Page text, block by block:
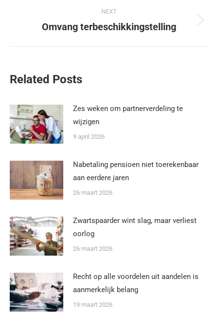
NEXT
Omvang terbeschikkingstelling
Related Posts
Zes weken om partnerverdeling te
wijzigen
9 april 2026
Nabetaling pensioen niet toerekenbaar
aan eerdere jaren
26 maart 2026
Zwartspaarder wint slag, maar verliest
oorlog
26 maart 2026
Recht op alle voordelen uit aandelen is
aanmerkelijk belang
19 maart 2026